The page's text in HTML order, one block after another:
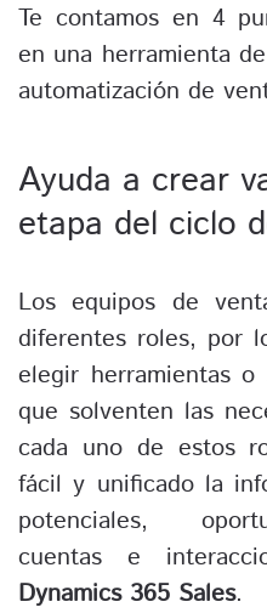
Te contamos en 4
en una herramienta
automatización de
Ayuda a crear
etapa del ciclo
Los equipos de
diferentes roles, por
elegir herramientas o
que solventen las
cada uno de estos
fácil y unificado la
potenciales,
cuentas e
Dynamics 365 Sales.